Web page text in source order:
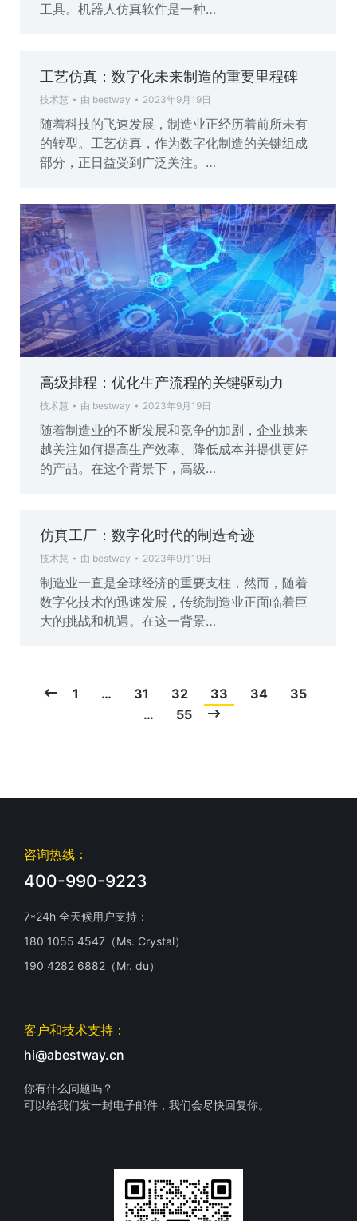
工具。机器人仿真软件是一种…
工艺仿真：数字化未来制造的重要里程碑
技术慧 由 bestway 2023年9月19日
随着科技的飞速发展，制造业正经历着前所未有
的转型。工艺仿真，作为数字化制造的关键组成
部分，正日益受到广泛关注。…
高级排程：优化生产流程的关键驱动力
技术慧 由 bestway 2023年9月19日
随着制造业的不断发展和竞争的加剧，企业越来
越关注如何提高生产效率、降低成本并提供更好
的产品。在这个背景下，高级…
仿真工厂：数字化时代的制造奇迹
技术慧 由 bestway 2023年9月19日
制造业一直是全球经济的重要支柱，然而，随着
数字化技术的迅速发展，传统制造业正面临着巨
大的挑战和机遇。在这一背景…
1 … 31 32 33 34
35
…
55
咨询热线：
400-990-9223
7*24h 全天候用户支持：
180 1055 4547（Ms. Crystal）
190 4282 6882（Mr. du）
客户和技术支持：
hi@abestway.cn
你有什么问题吗？
可以给我们发一封电子邮件，我们会尽快回复你。